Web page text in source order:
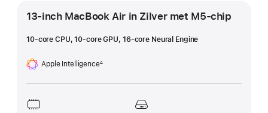
13-inch MacBook Air in Zilver met M5‑chip
10‑core CPU, 10-core GPU, 16‑core Neural Engine
Apple Intelligence
Voetnoot
∆